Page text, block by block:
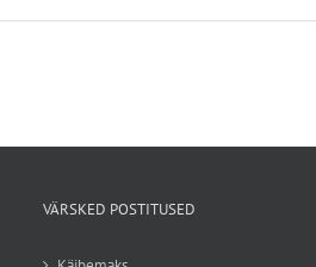
VÄRSKED POSTITUSED